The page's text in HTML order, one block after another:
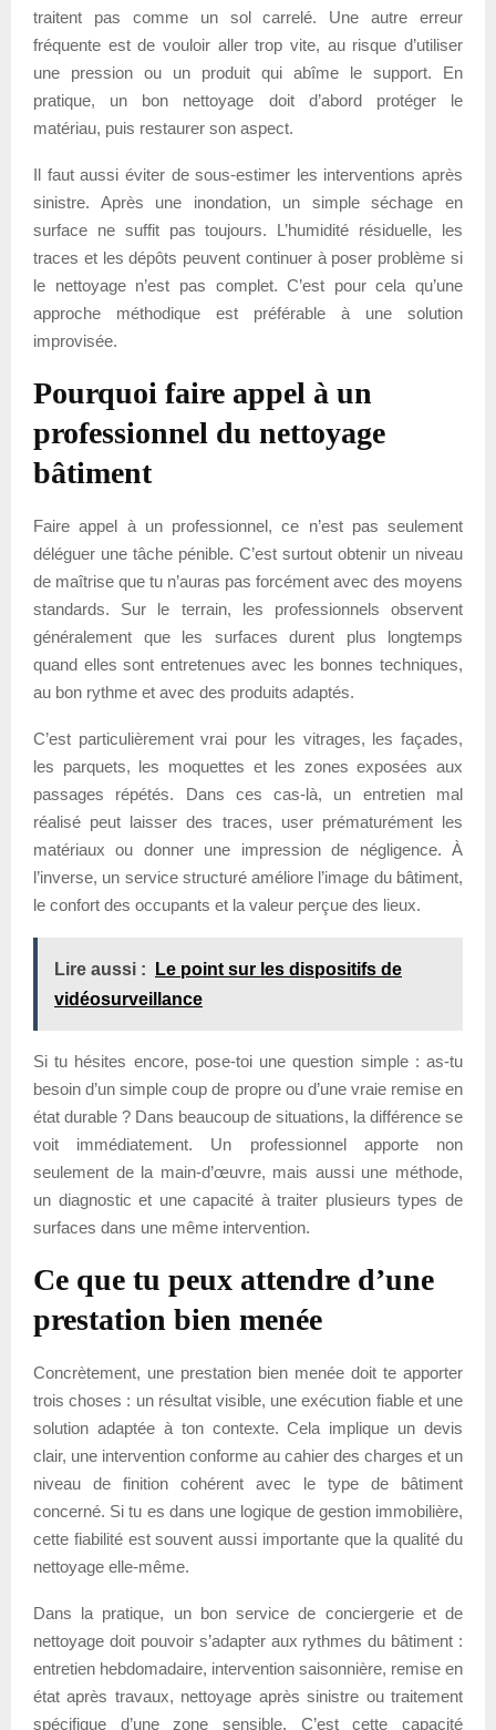
traitent pas comme un sol carrelé. Une autre erreur
fréquente est de vouloir aller trop vite, au risque d’utiliser
une pression ou un produit qui abîme le support. En
pratique, un bon nettoyage doit d’abord protéger le
matériau, puis restaurer son aspect.
Il faut aussi éviter de sous-estimer les interventions après
sinistre. Après une inondation, un simple séchage en
surface ne suffit pas toujours. L’humidité résiduelle, les
traces et les dépôts peuvent continuer à poser problème si
le nettoyage n’est pas complet. C’est pour cela qu’une
approche méthodique est préférable à une solution
improvisée.
Pourquoi faire appel à un
professionnel du nettoyage
bâtiment
Faire appel à un professionnel, ce n’est pas seulement
déléguer une tâche pénible. C’est surtout obtenir un niveau
de maîtrise que tu n’auras pas forcément avec des moyens
standards. Sur le terrain, les professionnels observent
généralement que les surfaces durent plus longtemps
quand elles sont entretenues avec les bonnes techniques,
au bon rythme et avec des produits adaptés.
C’est particulièrement vrai pour les vitrages, les façades,
les parquets, les moquettes et les zones exposées aux
passages répétés. Dans ces cas-là, un entretien mal
réalisé peut laisser des traces, user prématurément les
matériaux ou donner une impression de négligence. À
l’inverse, un service structuré améliore l’image du bâtiment,
le confort des occupants et la valeur perçue des lieux.
Lire aussi :
Le point sur les dispositifs de
vidéosurveillance
Si tu hésites encore, pose-toi une question simple : as-tu
besoin d’un simple coup de propre ou d’une vraie remise en
état durable ? Dans beaucoup de situations, la différence se
voit immédiatement. Un professionnel apporte non
seulement de la main-d’œuvre, mais aussi une méthode,
un diagnostic et une capacité à traiter plusieurs types de
surfaces dans une même intervention.
Ce que tu peux attendre d’une
prestation bien menée
Concrètement, une prestation bien menée doit te apporter
trois choses : un résultat visible, une exécution fiable et une
solution adaptée à ton contexte. Cela implique un devis
clair, une intervention conforme au cahier des charges et un
niveau de finition cohérent avec le type de bâtiment
concerné. Si tu es dans une logique de gestion immobilière,
cette fiabilité est souvent aussi importante que la qualité du
nettoyage elle-même.
Dans la pratique, un bon service de conciergerie et de
nettoyage doit pouvoir s’adapter aux rythmes du bâtiment :
entretien hebdomadaire, intervention saisonnière, remise en
état après travaux, nettoyage après sinistre ou traitement
spécifique d’une zone sensible. C’est cette capacité